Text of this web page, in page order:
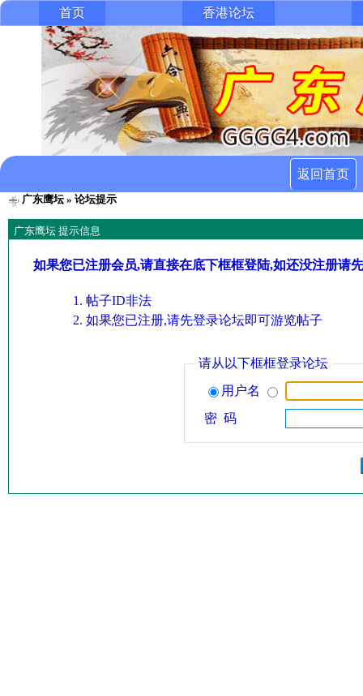
首页 香港论坛
返回首页
广东鹰坛» 论坛提示
广东鹰坛 提示信息
如果您已注册会员,请直接在底下框框登陆,如还没注册请
帖子ID非法
如果您已注册,请先登录论坛即可游览帖子
请从以下框框登录论坛
用户名
密 码